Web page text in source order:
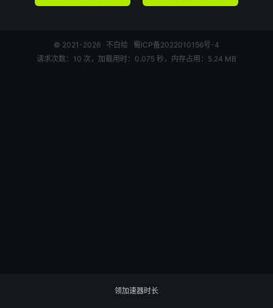
© 2021-2026 不白给
蜀ICP备2022010156号-4
请求次数：10 次，加载用时：0.075 秒，内存占用：5.24 MB
领加速器时长